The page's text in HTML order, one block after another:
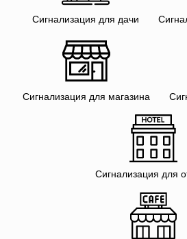
Сигнализация для дачи
Сигнализация для магазина
Сигнализация для